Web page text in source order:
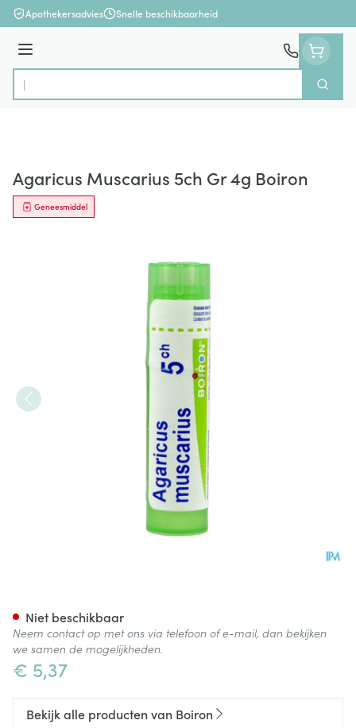
Ga naar de inhoud
Apothekersadvies Snelle beschikbaarheid
Menu
Product, merk, categorie...
Zoek
Agaricus Muscarius 5ch Gr 4g Boiron
Geneesmiddel
€ 5,37
Niet beschikbaar
Neem contact op met ons via telefoon of e-mail, dan bekijken
we samen de mogelijkheden.
Bekijk alle producten van Boiron